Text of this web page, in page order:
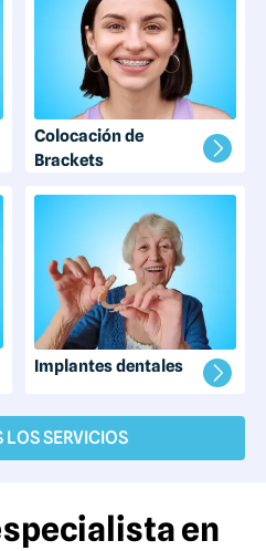
Colocación de
Brackets
Implantes dentales
LOS SERVICIOS
en